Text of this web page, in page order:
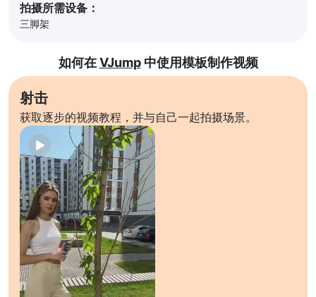
拍摄所需设备：
三脚架
如何在VJump中使用模板制作视频
射击
获取逐步的视频教程，并与自己一起拍摄场景。